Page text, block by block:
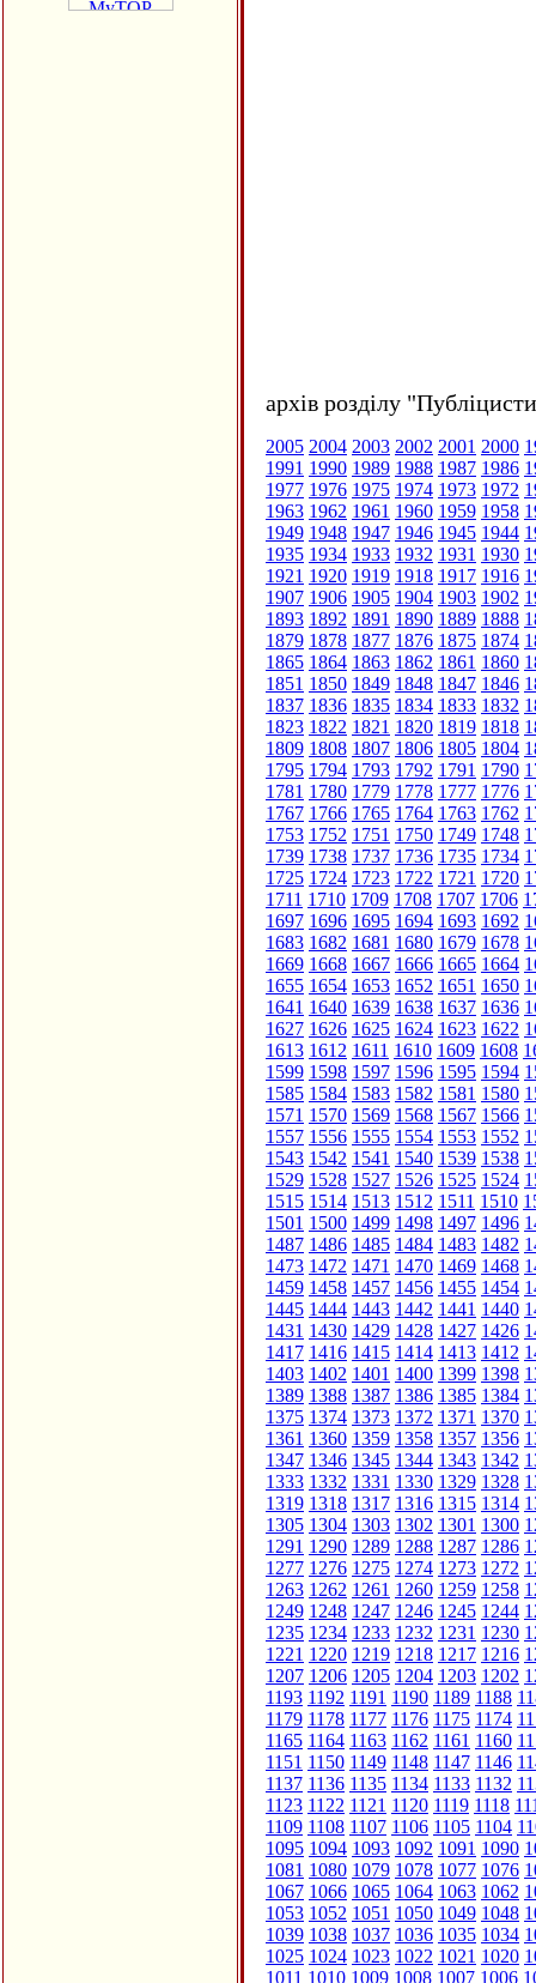
архів розділу
2005 2004 2003 2002 2001 2000
1991 1990 1989 1988 1987 1986
1977 1976 1975 1974 1973 1972
1963 1962 1961 1960 1959 1958
1949 1948 1947 1946 1945 1944
1935 1934 1933 1932 1931 1930
1921 1920 1919 1918 1917 1916
1907 1906 1905 1904 1903 1902
1893 1892 1891 1890 1889 1888
1879 1878 1877 1876 1875 1874
1865 1864 1863 1862 1861 1860
1851 1850 1849 1848 1847 1846
1837 1836 1835 1834 1833 1832
1823 1822 1821 1820 1819 1818
1809 1808 1807 1806 1805 1804
1795 1794 1793 1792 1791 1790
1781 1780 1779 1778 1777 1776
1767 1766 1765 1764 1763 1762
1753 1752 1751 1750 1749 1748
1739 1738 1737 1736 1735 1734
1725 1724 1723 1722 1721 1720
1711 1710 1709 1708 1707 1706
1697 1696 1695 1694 1693 1692
1683 1682 1681 1680 1679 1678
1669 1668 1667 1666 1665 1664
1655 1654 1653 1652 1651 1650
1641 1640 1639 1638 1637 1636
1627 1626 1625 1624 1623 1622
1613 1612 1611 1610 1609 1608
1599 1598 1597 1596 1595 1594
1585 1584 1583 1582 1581 1580
1571 1570 1569 1568 1567 1566
1557 1556 1555 1554 1553 1552
1543 1542 1541 1540 1539 1538
1529 1528 1527 1526 1525 1524
1515 1514 1513 1512 1511 1510
1501 1500 1499 1498 1497 1496
1487 1486 1485 1484 1483 1482
1473 1472 1471 1470 1469 1468
1459 1458 1457 1456 1455 1454
1445 1444 1443 1442 1441 1440
1431 1430 1429 1428 1427 1426
1417 1416 1415 1414 1413 1412
1403 1402 1401 1400 1399 1398
1389 1388 1387 1386 1385 1384
1375 1374 1373 1372 1371 1370
1361 1360 1359 1358 1357 1356
1347 1346 1345 1344 1343 1342
1333 1332 1331 1330 1329 1328
1319 1318 1317 1316 1315 1314
1305 1304 1303 1302 1301 1300
1291 1290 1289 1288 1287 1286
1277 1276 1275 1274 1273 1272
1263 1262 1261 1260 1259 1258
1249 1248 1247 1246 1245 1244
1235 1234 1233 1232 1231 1230
1221 1220 1219 1218 1217 1216
1207 1206 1205 1204 1203 1202
1193 1192 1191 1190 1189 1188
1179 1178 1177 1176 1175 1174
1165 1164 1163 1162 1161 1160
1151 1150 1149 1148 1147 1146
1137 1136 1135 1134 1133 1132
1123 1122 1121 1120 1119 1118
1109 1108 1107 1106 1105 1104
1095 1094 1093 1092 1091 1090
1081 1080 1079 1078 1077 1076
1067 1066 1065 1064 1063 1062
1053 1052 1051 1050 1049 1048
1039 1038 1037 1036 1035 1034
1025 1024 1023 1022 1021 1020
1011 1010 1009 1008 1007 1006